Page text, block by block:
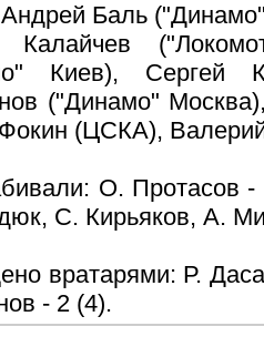
Андрей Баль
Калайчев
Киев), Сергей
("Динамо"
(ЦСКА),
О. Протасов -
С. Кирьяков, А.
вратарями: Р.
- 2 (4).